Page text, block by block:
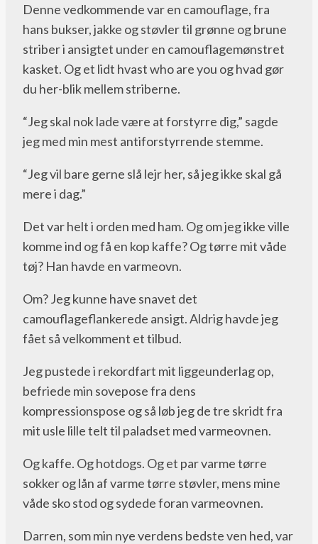
Denne vedkommende var en camouflage, fra
hans bukser, jakke og støvler til grønne og brune
striber i ansigtet under en camouflagemønstret
kasket. Og et lidt hvast who are you og hvad gør
du her-blik mellem striberne.
“Jeg skal nok lade være at forstyrre dig,” sagde
jeg med min mest antiforstyrrende stemme.
“Jeg vil bare gerne slå lejr her, så jeg ikke skal gå
mere i dag.”
Det var helt i orden med ham. Og om jeg ikke ville
komme ind og få en kop kaffe? Og tørre mit våde
tøj? Han havde en varmeovn.
Om? Jeg kunne have snavet det
camouflageflankerede ansigt. Aldrig havde jeg
fået så velkomment et tilbud.
Jeg pustede i rekordfart mit liggeunderlag op,
befriede min sovepose fra dens
kompressionspose og så løb jeg de tre skridt fra
mit usle lille telt til paladset med varmeovnen.
Og kaffe. Og hotdogs. Og et par varme tørre
sokker og lån af varme tørre støvler, mens mine
våde sko stod og sydede foran varmeovnen.
Darren, som min nye verdens bedste ven hed, var